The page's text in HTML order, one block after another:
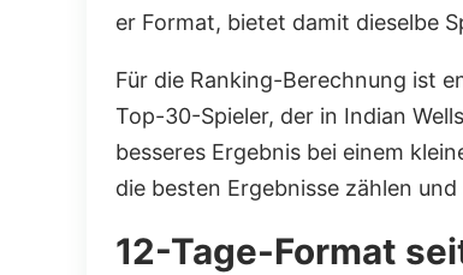
er Format, bietet damit dieselbe
Für die Ranking-Berechnung ist
Top-30-Spieler, der in Indian
besseres Ergebnis bei einem
die besten Ergebnisse zählen
12-Tage-Format